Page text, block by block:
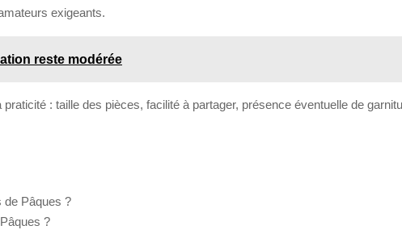
exigeants.
reste modérée
: taille des pièces, facilité à partager, présence éventuelle de
de Pâques ?
?